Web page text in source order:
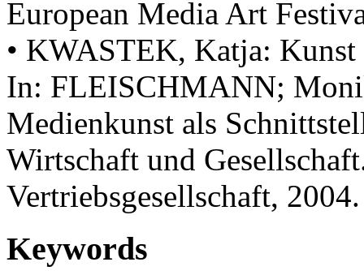
European Media Art
• KWASTEK, Katja:
In: FLEISCHMANN;
Medienkunst als
Wirtschaft und
Vertriebsgesellschaft, 2004.
Keywords